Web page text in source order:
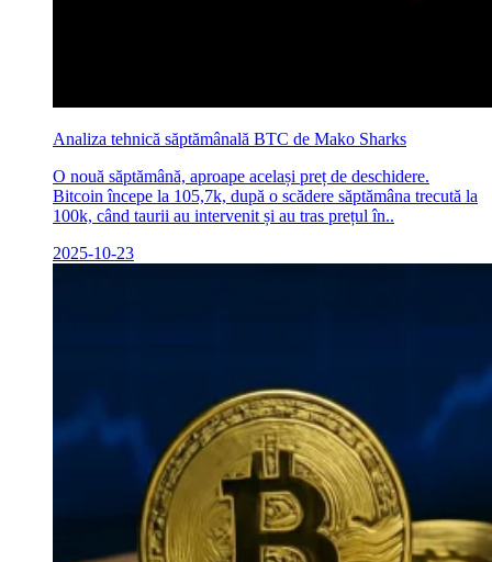
Analiza tehnică săptămânală BTC de Mako Sharks
O nouă săptămână, aproape același preț de deschidere.
Bitcoin începe la 105,7k, după o scădere săptămâna trecută la
100k, când taurii au intervenit și au tras prețul în..
2025-10-23